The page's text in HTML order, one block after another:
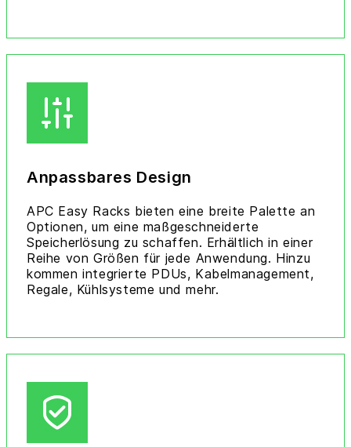
Anpassbares Design
APC Easy Racks bieten eine breite Palette an
Optionen, um eine maßgeschneiderte
Speicherlösung zu schaffen. Erhältlich in einer
Reihe von Größen für jede Anwendung. Hinzu
kommen integrierte PDUs, Kabelmanagement,
Regale, Kühlsysteme und mehr.